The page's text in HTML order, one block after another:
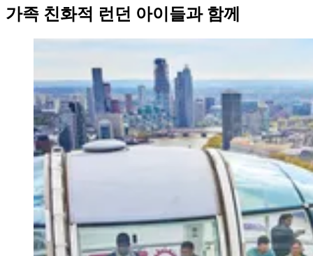
가족 친화적 런던 아이들과 함께